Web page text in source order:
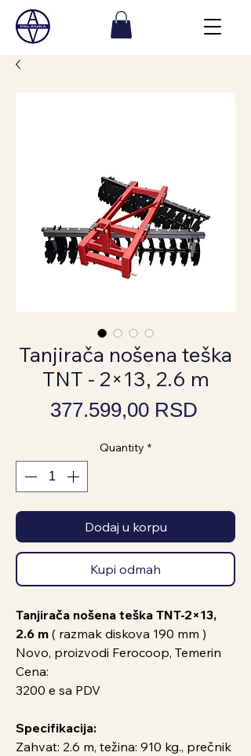
Tanjirača nošena teška
TNT - 2×13, 2.6 m
377.599,00 RSDPrice
Quantity *
Dodaj u korpu
Kupi odmah
Tanjirača nošena teška TNT-2×13,
2.6 m ( razmak diskova 190 mm )
Novo, proizvodi Ferocoop, Temerin
Cena:
3200 e sa PDV
Specifikacija:
Zahvat: 2.6 m, težina: 910 kg., prečnik